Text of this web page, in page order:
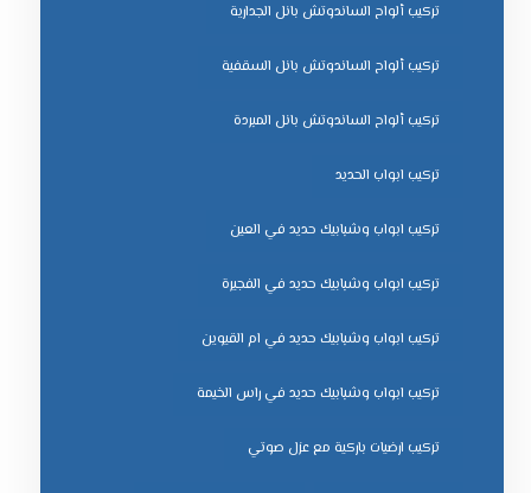
تركيب ألواح الساندوتش بانل الجدارية
تركيب ألواح الساندوتش بانل السقفية
تركيب ألواح الساندوتش بانل المبردة
تركيب ابواب الحديد
تركيب ابواب وشبابيك حديد في العين
تركيب ابواب وشبابيك حديد في الفجيرة
تركيب ابواب وشبابيك حديد في ام القيوين
تركيب ابواب وشبابيك حديد في راس الخيمة
تركيب ارضيات باركية مع عزل صوتي